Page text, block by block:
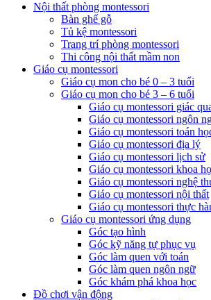
Nội thất phòng montessori
Bàn ghế gỗ
Tủ kệ montessori
Trang trí phòng montessori
Thi công nội thất mầm non
Giáo cụ montessori
Giáo cụ mon cho bé 0 – 3 tuổi
Giáo cụ mon cho bé 3 – 6 tuổi
Giáo cụ montessori giác
Giáo cụ montessori ngôn
Giáo cụ montessori toán
Giáo cụ montessori địa lý
Giáo cụ montessori lịch sử
Giáo cụ montessori khoa
Giáo cụ montessori nghệ
Giáo cụ montessori nội thất
Giáo cụ montessori thực
Giáo cụ montessori ứng dụng
Góc tạo hình
Góc kỹ năng tự phục vụ
Góc làm quen với toán
Góc làm quen ngôn ngữ
Góc khám phá khoa học
Đồ chơi vận động